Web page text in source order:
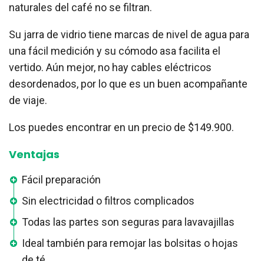
naturales del café no se filtran.
Su jarra de vidrio tiene marcas de nivel de agua para
una fácil medición y su cómodo asa facilita el
vertido. Aún mejor, no hay cables eléctricos
desordenados, por lo que es un buen acompañante
de viaje.
Los puedes encontrar en un precio de $149.900.
Ventajas
Fácil preparación
Sin electricidad o filtros complicados
Todas las partes son seguras para lavavajillas
Ideal también para remojar las bolsitas o hojas